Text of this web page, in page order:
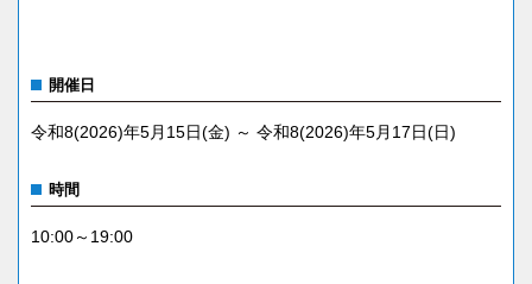
開催日
令和8(2026)年5月15日(金) ～ 令和8(2026)年5月17日(日)
時間
10:00～19:00